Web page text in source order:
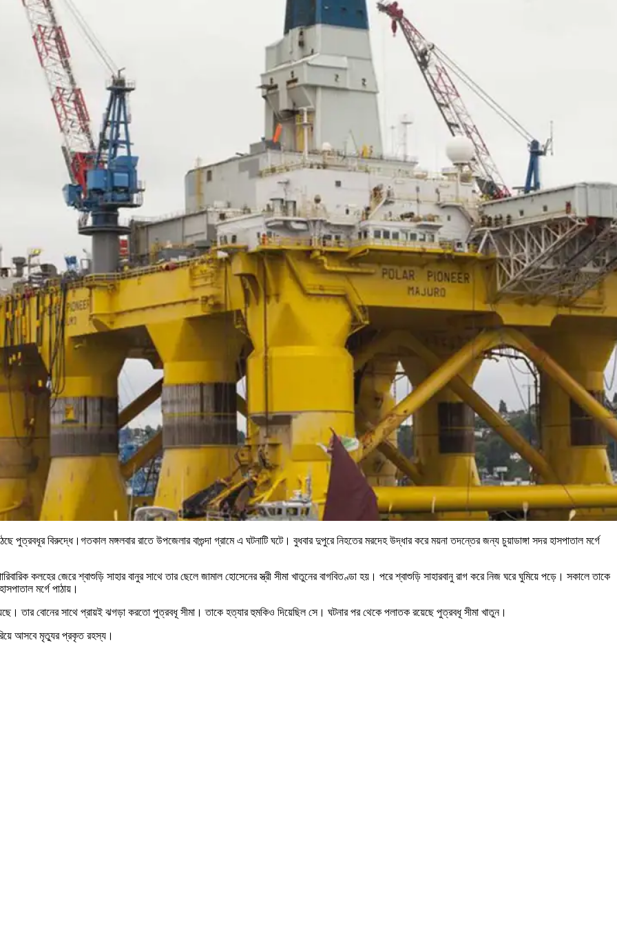
পুত্রবধূর বিরুদ্ধে।গতকাল মঙ্গলবার রাতে উপজেলার বাগুন্দা গ্রামে এ ঘটনাটি ঘটে। বুধবার দুপুরে নিহতের মরদেহ উদ্ধার করে ময়না তদন্তের জন্য চুয়াডাঙ্গা সদর হাসপাতাল মর্গে
কলহের জেরে শ্বাশুড়ি সাহার বানুর সাথে তার ছেলে জামাল হোসেনের স্ত্রী সীমা খাতুনের বাগবিতণ্ডা হয়। পরে শ্বাশুড়ি সাহারবানু রাগ করে নিজ ঘরে ঘুমিয়ে পড়ে। সকালে তাকে
মর্গে পাঠায়।
তার বোনের সাথে প্রায়ই ঝগড়া করতো পুত্রবধূ সীমা। তাকে হত্যার হুমকিও দিয়েছিল সে। ঘটনার পর থেকে পলাতক রয়েছে পুত্রবধূ সীমা খাতুন।
আসবে মৃত্যুর প্রকৃত রহস্য।